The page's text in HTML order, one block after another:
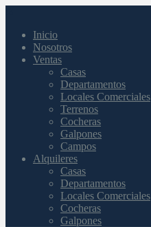
Inicio
Nosotros
Ventas
Casas
Departamentos
Locales Comerciales
Terrenos
Cocheras
Galpones
Campos
Alquileres
Casas
Departamentos
Locales Comerciales
Cocheras
Galpones